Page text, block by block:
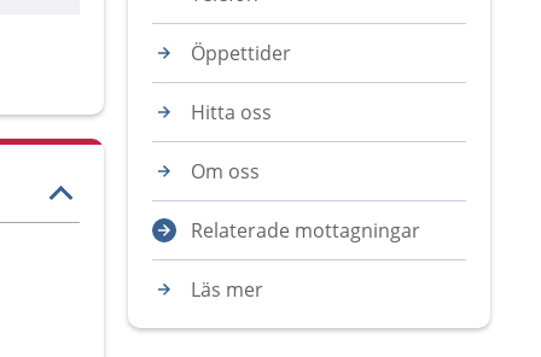
Öppettider
Hitta oss
Om oss
Relaterade mottagningar
Läs mer